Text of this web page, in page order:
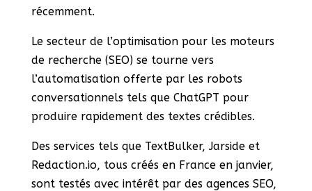
récemment.
Le secteur de l’optimisation pour les moteurs
de recherche (SEO) se tourne vers
l’automatisation offerte par les robots
conversationnels tels que ChatGPT pour
produire rapidement des textes crédibles.
Des services tels que TextBulker, Jarside et
Redaction.io, tous créés en France en janvier,
sont testés avec intérêt par des agences SEO,